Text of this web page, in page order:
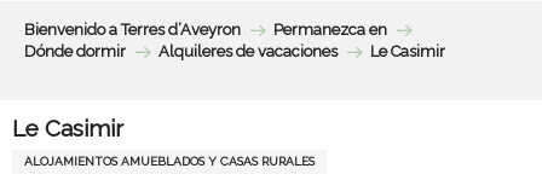
Bienvenido a Terres d’Aveyron
Permanezca en
Dónde dormir
Alquileres de vacaciones Le Casimir
Le Casimir
ALOJAMIENTOS AMUEBLADOS Y CASAS RURALES